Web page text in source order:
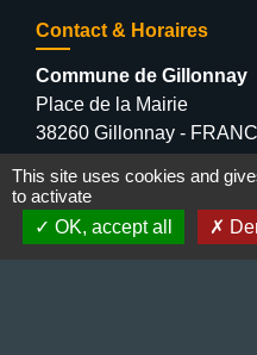
Contact & Horaires
Commune de Gillonnay
Place de la Mairie
38260 Gillonnay -
Contact par formulaire
Lundi : 10:00 - 12:00
This site uses cookies and
to activate
OK, accept all